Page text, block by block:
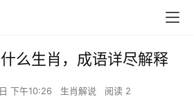
么生肖，成语详尽解释
下午10:26 生肖解说 阅读 2